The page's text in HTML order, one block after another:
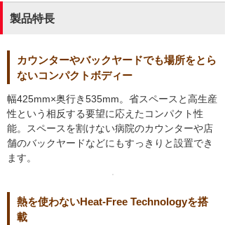
製品特長
カウンターやバックヤードでも場所をとら
ないコンパクトボディー
幅425mm×奥行き535mm。省スペースと高生産
性という相反する要望に応えたコンパクト性
能。スペースを割けない病院のカウンターや店
舗のバックヤードなどにもすっきりと設置でき
ます。
熱を使わないHeat-Free Technologyを搭
載